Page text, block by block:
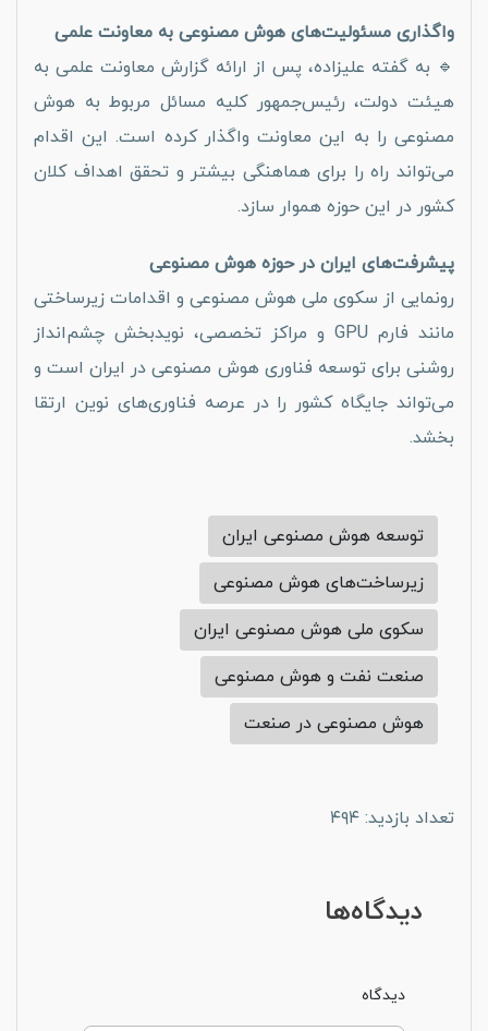
واگذاری مسئولیت‌های هوش مصنوعی به معاونت علمی
🔹 به گفته علیزاده، پس از ارائه گزارش معاونت علمی به
هیئت دولت، رئیس‌جمهور کلیه مسائل مربوط به هوش
مصنوعی را به این معاونت واگذار کرده است. این اقدام
می‌تواند راه را برای هماهنگی بیشتر و تحقق اهداف کلان
کشور در این حوزه هموار سازد.
پیشرفت‌های ایران در حوزه هوش مصنوعی
رونمایی از سکوی ملی هوش مصنوعی و اقدامات زیرساختی
مانند فارم GPU و مراکز تخصصی، نویدبخش چشم‌انداز
روشنی برای توسعه فناوری هوش مصنوعی در ایران است و
می‌تواند جایگاه کشور را در عرصه فناوری‌های نوین ارتقا
بخشد.
توسعه هوش مصنوعی ایران
زیرساخت‌های هوش مصنوعی
سکوی ملی هوش مصنوعی ایران
صنعت نفت و هوش مصنوعی
هوش مصنوعی در صنعت
تعداد بازدید: ۴۹۴
دیدگاه‌ها
دیدگاه